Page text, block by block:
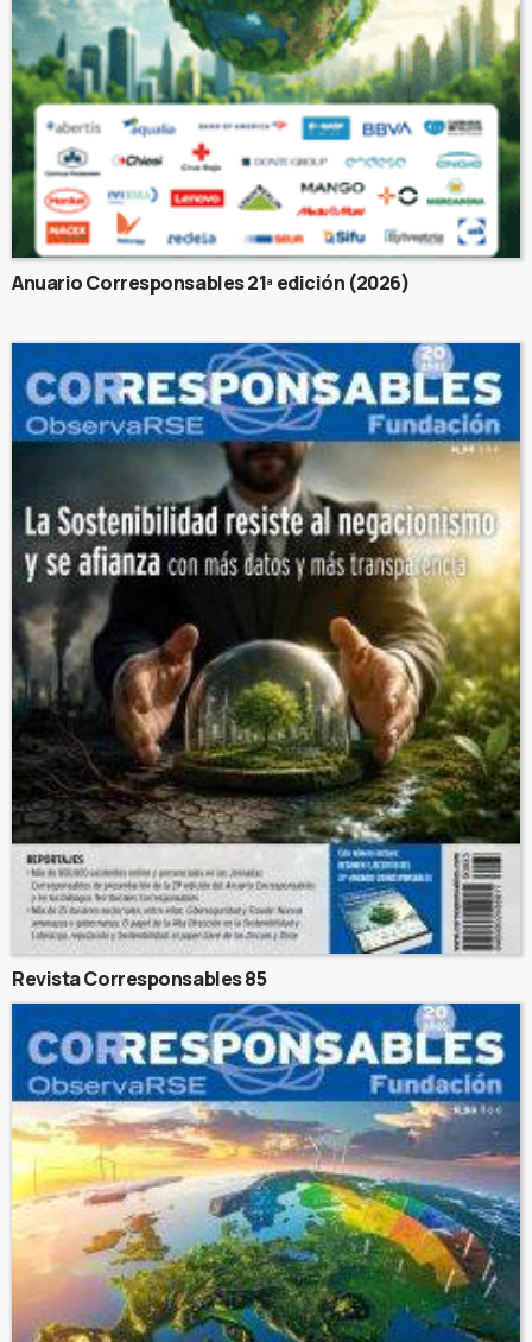
Anuario Corresponsables 21ª edición (2026)
Revista Corresponsables 85